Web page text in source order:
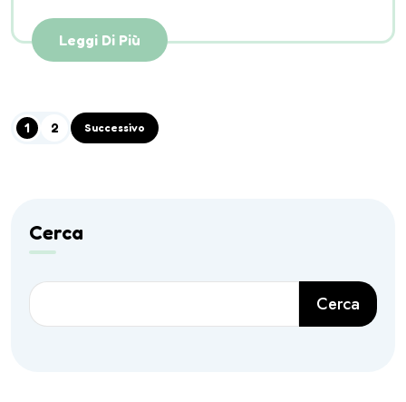
Leggi Di Più
1 2 Successivo
Cerca
Cerca